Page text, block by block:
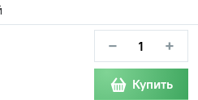
− +
Купить